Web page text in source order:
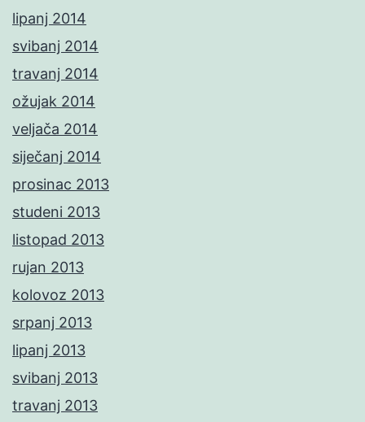
lipanj 2014
svibanj 2014
travanj 2014
ožujak 2014
veljača 2014
siječanj 2014
prosinac 2013
studeni 2013
listopad 2013
rujan 2013
kolovoz 2013
srpanj 2013
lipanj 2013
svibanj 2013
travanj 2013